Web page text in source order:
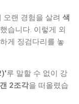
오랜 경험을 살려 색
습니다. 이렇게 외
게 징검다리를 놓
루 말할 수 없이 강
2조각을 떠올렸습